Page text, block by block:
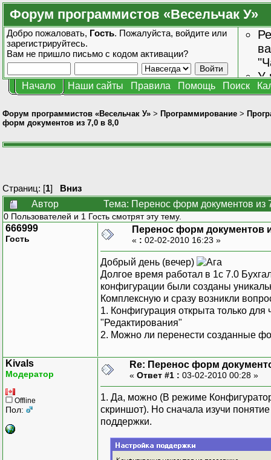
Форум программистов «Весельчак У»
Добро пожаловать, Гость. Пожалуйста, войдите или
зарегистрируйтесь.
Вам не пришло письмо с кодом активации?
У
Начало Наши сайты Правила Помощь Поиск
Форум программистов «Весельчак У» > Программирование >
форм документов из 7,0 в 8,0
Страниц: [1] Вниз
Автор
Тема: Перенос форм документов из
0 Пользователей и 1 Гость смотрят эту тему.
666999
Гость
Перенос форм документов
« : 02-02-2010 16:23 »
Добрый день (вечер)
Долгое время работал в 1с 7.0
конфигурации были созданы
Комплексную и сразу возникли
1. Конфигурация открыта только
"Редактирования"
2. Можно ли перенести созданные
Kivals
Модератор
Offline
Пол:
Re: Перенос форм
« Ответ #1 : 03-02-2010 00:28 »
1. Да, можно (В режиме
скриншот). Но сначала изучи
поддержки.